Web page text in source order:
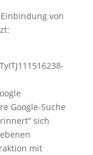
von
Google-Suche
sich
mit